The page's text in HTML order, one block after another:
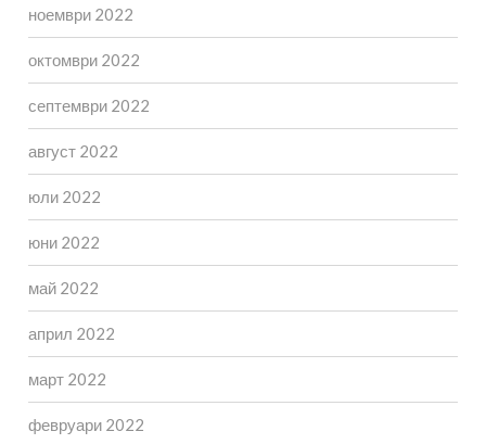
ноември 2022
октомври 2022
септември 2022
август 2022
юли 2022
юни 2022
май 2022
април 2022
март 2022
февруари 2022